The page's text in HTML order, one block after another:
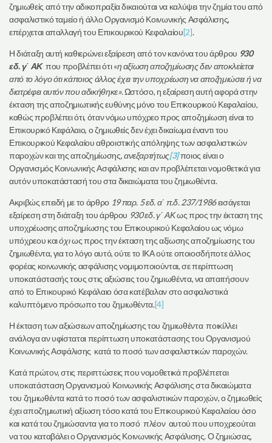
ζημιωθείς από την αδικοπραξία δικαιούται να καλύψει την ζημία του από
ασφαλιστικό ταμείο ή άλλο Οργανισμό Κοινωνικής Ασφάλισης,
επέρχεται απαλλαγή του Επικουρικού Κεφαλαίου[2].
Η διάταξη αυτή καθιερώνει εξαίρεση από τον κανόνα του άρθρου 930
εδ. γ΄ ΑΚ που προβλέπει ότι «η αξίωση αποζημίωσης δεν αποκλείεται
από το λόγο ότι κάποιος άλλος έχει την υποχρέωση να αποζημιώσει ή να
διατρέφει αυτόν που αδικήθηκε». Ωστόσο, η εξαίρεση αυτή αφορά στην
έκταση της αποζημιωτικής ευθύνης μόνο του Επικουρικού Κεφαλαίου,
καθώς προβλέπει ότι, όταν νόμω υπόχρεο προς αποζημίωση είναι το
Επικουρικό Κεφάλαιο, ο ζημιωθείς δεν έχει δικαίωμα έναντι του
Επικουρικού Κεφαλαίου αθροιστικής απόληψης των ασφαλιστικών
παροχών και της αποζημίωσης,ανεξαρτήτως[3]ποιος είναι ο
Οργανισμός Κοινωνικής Ασφάλισης και αν προβλέπεται νομοθετικά για
αυτόν υποκατάστασή του στα δικαιώματα του ζημιωθέντα.
Ακριβώς επειδή με το άρθρο 19 παρ. 5 εδ. α΄ π.δ. 237/1986εισάγεται
εξαίρεση στη διάταξη του άρθρου 930 εδ. γ΄ ΑΚως προς την έκταση της
υποχρέωσης αποζημίωσης του Επικουρικού Κεφαλαίου ως νόμω
υπόχρεου καιόχιως προς την έκταση της αξίωσης αποζημίωσης του
ζημιωθέντα, για το λόγο αυτό, ούτε το ΙΚΑ ούτε οποιοσδήποτε άλλος
φορέας κοινωνικής ασφάλισης νομιμοποιούνται, σε περίπτωση
υποκατάστασής τους στις αξιώσεις του ζημιωθέντα, να απαιτήσουν
από το Επικουρικό Κεφάλαιο όσα κατέβαλαν στο ασφαλιστικά
καλυπτόμενο πρόσωπο του ζημιωθέντα.[4]
Η έκταση των αξιώσεων αποζημίωσης του ζημιωθέντα ποικίλλει
ανάλογα αν υφίσταται περίπτωση υποκατάστασης του Οργανισμού
Κοινωνικής Ασφάλισης κατά το ποσό των ασφαλιστικών παροχών.
Κατά πρώτον, στις περιπτώσεις που νομοθετικά προβλέπεται
υποκατάσταση Οργανισμού Κοινωνικής Ασφάλισης στα δικαιώματα
του ζημιωθέντα κατά το ποσό των ασφαλιστικών παροχών, ο ζημιωθείς
έχει αποζημιωτική αξίωση τόσο κατά του Επικουρικού Κεφαλαίου όσο
και κατά του ζημιώσαντα για το ποσό πλέον αυτού που υποχρεούται
να του καταβάλει ο Οργανισμός Κοινωνικής Ασφάλισης. Ο ζημιώσας,